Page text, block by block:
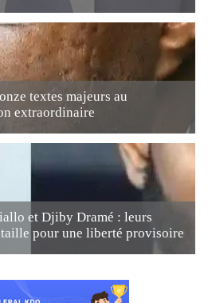
textes majeurs au
extraordinaire
et Djiby Dramé : leurs
pour une liberté provisoire